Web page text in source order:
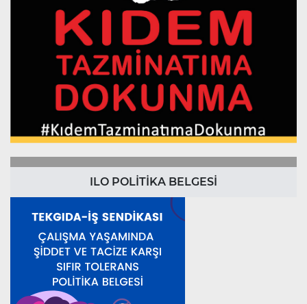
ILO POLİTİKA BELGESİ